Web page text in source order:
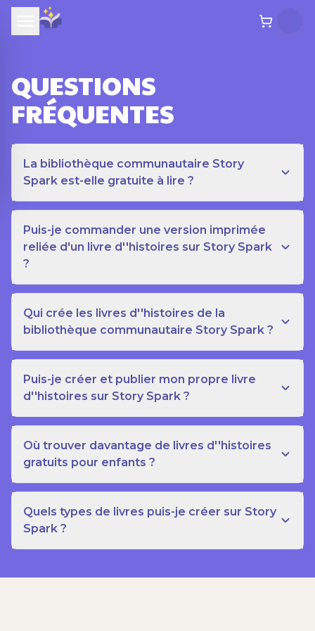
QUESTIONS
FRÉQUENTES
La bibliothèque communautaire Story
Spark est-elle gratuite à lire ?
Puis-je commander une version imprimée
reliée d'un livre d''histoires sur Story Spark
?
Qui crée les livres d''histoires de la
bibliothèque communautaire Story Spark ?
Puis-je créer et publier mon propre livre
d''histoires sur Story Spark ?
Où trouver davantage de livres d''histoires
gratuits pour enfants ?
Quels types de livres puis-je créer sur Story
Spark ?